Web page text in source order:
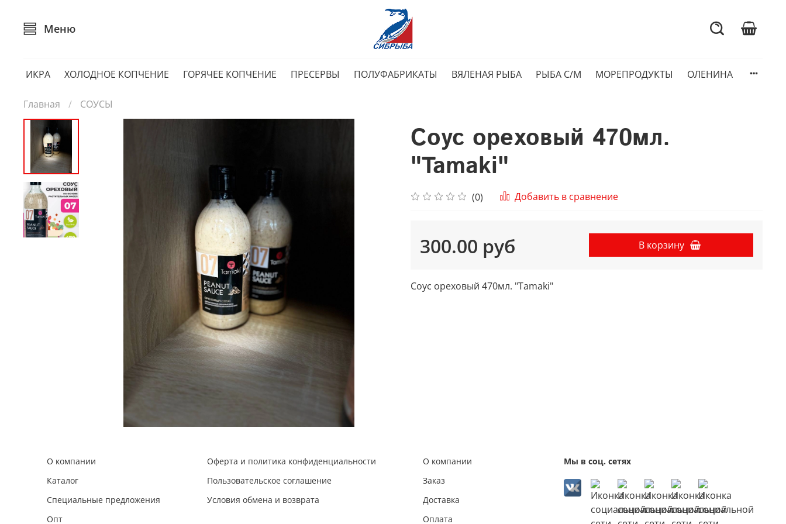
Меню
ИКРА ХОЛОДНОЕ КОПЧЕНИЕ ГОРЯЧЕЕ КОПЧЕНИЕ ПРЕСЕРВЫ ПОЛУФАБРИКАТЫ ВЯЛЕНАЯ РЫБА РЫБА С/М МОРЕПРОДУКТЫ ОЛЕНИНА
Главная СОУСЫ
Соус ореховый 470мл.
"Tamaki"
(0) Добавить в сравнение
300.00 руб В корзину
Соус ореховый 470мл. "Tamaki"
О компании
Каталог
Специальные предложения
Опт
Оферта и политика конфиденциальности
Пользовательское соглашение
Условия обмена и возврата
О компании
Заказ
Доставка
Оплата
Мы в соц. сетях